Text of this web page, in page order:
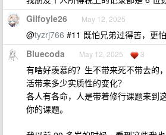
Gilfoyle26 May 12, 2025
@tyzrj766 #11 既怕兄弟过得苦，更
Bluecoda May 12, 2025 3
有啥好羡慕的？生不带来死不带去的
活带来多少实质性的变化？
各人有各命，人是带着修行课题来到
你的课题。